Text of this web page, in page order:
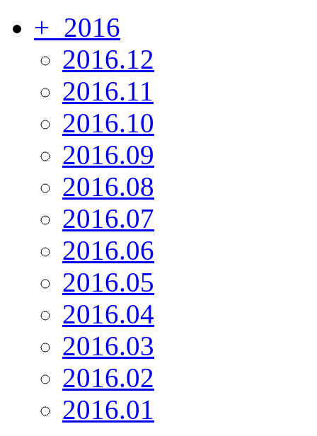
+ 2016
2016.12
2016.11
2016.10
2016.09
2016.08
2016.07
2016.06
2016.05
2016.04
2016.03
2016.02
2016.01